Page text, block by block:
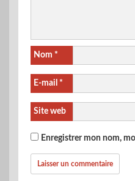
Nom *
E-mail *
Site web
Enregistrer mon nom,